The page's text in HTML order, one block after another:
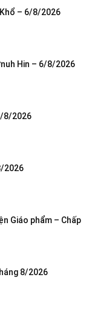
– 6/8/2026
Hin – 6/8/2026
8/2026
2026
Giáo phẩm – Chấp
8/2026